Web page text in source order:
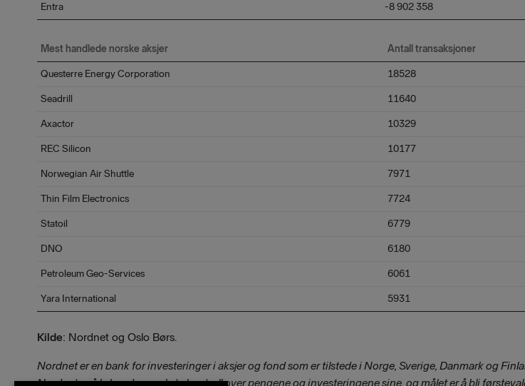
Entra -8 902 358
Mest handlede norske aksjer Antall transaksjoner
Questerre Energy Corporation 18528
Seadrill 11640
Axactor 10329
REC Silicon 10177
Norwegian Air Shuttle 7971
Thin Film Electronics 7724
Statoil 6779
DNO 6180
Petroleum Geo-Services 6061
Yara International 5931
Kilde: Nordnet og Oslo Børs.
Nordnet er en bank for investeringer i aksjer og fond som er tilstede i Norge, Sverige, Danmark og
Nordnet er å la kundene selv ta kontroll over pengene og investeringene sine, og målet er å bli